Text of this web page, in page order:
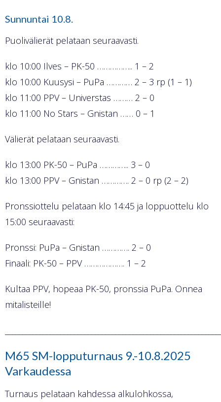
Sunnuntai 10.8.
Puolivälierät pelataan seuraavasti.
klo 10:00 Ilves – PK-50 …………….. 1 – 2
klo 10:00 Kuusysi – PuPa ………… 2 – 3 rp (1 – 1)
klo 11:00 PPV – Universtas ……… 2 – 0
klo 11:00 No Stars – Gnistan …… 0 – 1
Välierät pelataan seuraavasti.
klo 13:00 PK-50 – PuPa ………….. 3 – 0
klo 13:00 PPV – Gnistan …………. 2 – 0 rp (2 – 2)
Pronssiottelu pelataan klo 14:45 ja loppuottelu klo
15:00 seuraavasti:
Pronssi: PuPa – Gnistan …………. 2 – 0
Finaali: PK-50 – PPV ………………. 1 – 2
Kultaa PPV, hopeaa PK-50, pronssia PuPa. Onnea
mitalisteille!
M65 SM-lopputurnaus 9.-10.8.2025
Varkaudessa
Turnaus pelataan kahdessa alkulohkossa,